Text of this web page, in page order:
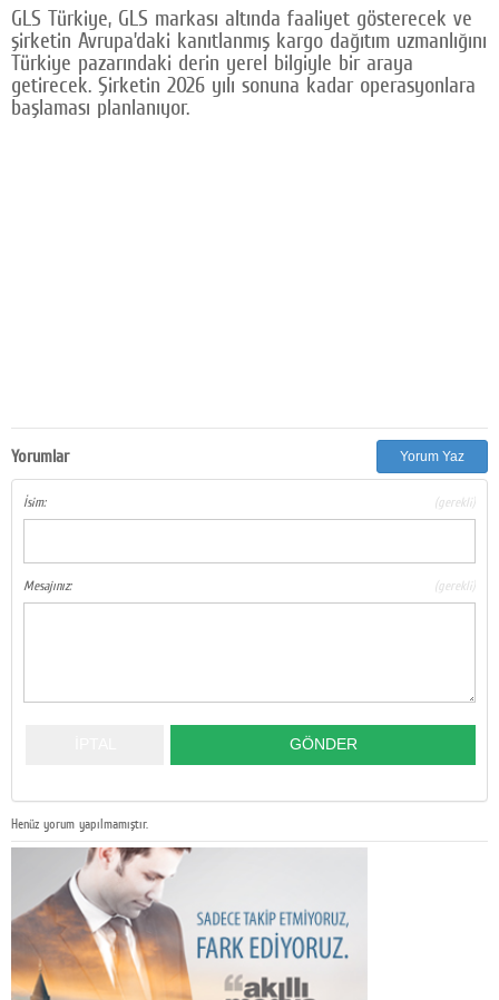
GLS Türkiye, GLS markası altında faaliyet gösterecek ve
şirketin Avrupa’daki kanıtlanmış kargo dağıtım uzmanlığını
Türkiye pazarındaki derin yerel bilgiyle bir araya
getirecek. Şirketin 2026 yılı sonuna kadar operasyonlara
başlaması planlanıyor.
Yorumlar Yorum Yaz
İsim: (gerekli)
Mesajınız: (gerekli)
Henüz yorum yapılmamıştır.